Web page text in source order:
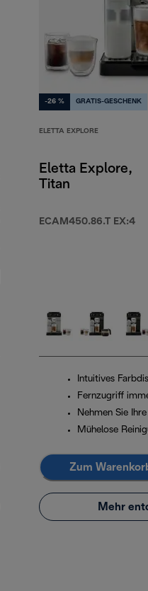
-26 % GRATIS-GESCHENK
ELETTA EXPLORE
Eletta Explore,
Titan
ECAM450.86.T EX:4
Intuitives
Fernzugriff
Nehmen Sie
Mühelose
Zum
Mehr